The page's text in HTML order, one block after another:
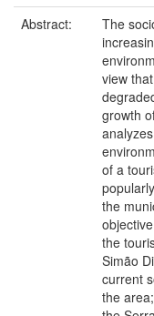
Abstract:
The
view
growth
of a
the
the
Simão
current
the